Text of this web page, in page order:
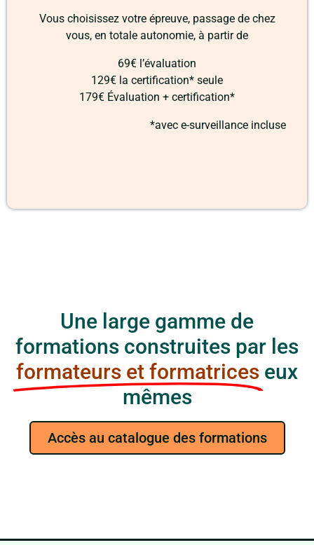
Vous choisissez votre épreuve, passage de chez
vous, en totale autonomie, à partir de
69€ l’évaluation
129€ la certification* seule
179€ Évaluation + certification*
*avec e-surveillance incluse
Une large gamme de
formations construites par les
formateurs et formatrices eux
mêmes
Accès au catalogue des formations